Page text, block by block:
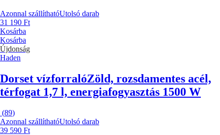
Azonnal szállíthatóUtolsó darab
31 190 Ft
Kosárba
Kosárba
Újdonság
Haden
Dorset vízforralóZöld, rozsdamentes acél,
térfogat 1,7 l, energiafogyasztás 1500 W
(89)
Azonnal szállíthatóUtolsó darab
39 590 Ft